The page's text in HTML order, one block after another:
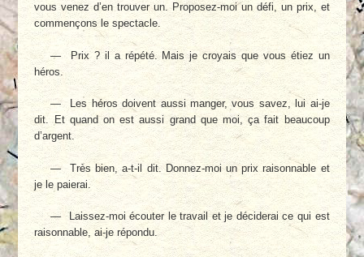
vous venez d’en trouver un. Proposez-moi un défi, un prix, et
commençons le spectacle.
— Prix ? il a répété. Mais je croyais que vous étiez un
héros.
— Les héros doivent aussi manger, vous savez, lui ai-je
dit. Et quand on est aussi grand que moi, ça fait beaucoup
d’argent.
— Très bien, a-t-il dit. Donnez-moi un prix raisonnable et
je le paierai.
— Laissez-moi écouter le travail et je déciderai ce qui est
raisonnable, ai-je répondu.